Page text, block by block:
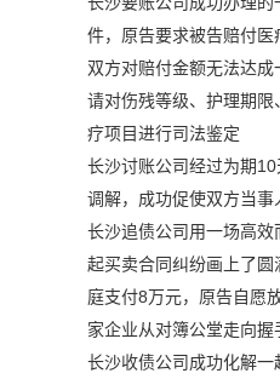
件，原告要求被告赔付医
双方对赔付金额无法达
请对伤残等级、护理期
疗项目进行司法鉴定
长沙讨账公司经过为期
调解，成功促使双方当事
长沙追债公司用一场高
起买卖合同纠纷画上了圆
庭支付8万元，原告自愿
家企业从对簿公堂走向握
长沙收债公司成功化解一